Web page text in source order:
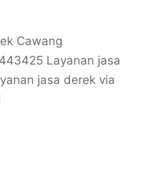
Cawang
Layanan jasa
jasa derek via